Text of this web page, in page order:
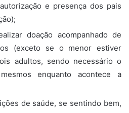
e presença dos pais
doação acompanhado de
(exceto se o menor estiver
adultos, sendo necessário o
enquanto acontece a
de saúde, se sentindo bem,